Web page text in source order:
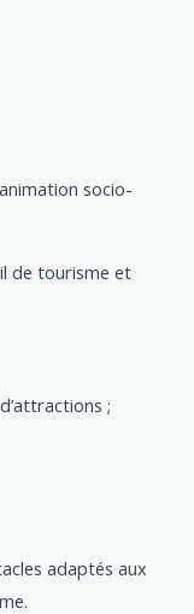
socio-
de tourisme et
;
adaptés aux